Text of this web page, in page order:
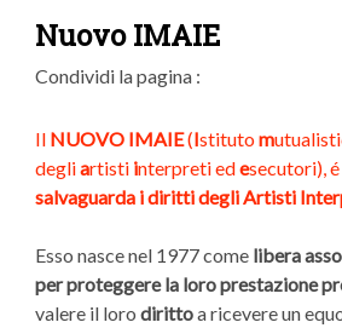
Nuovo IMAIE
Condividi la pagina :
Il NUOVO IMAIE(Istitutom
degliartisti interpreti edesecutori),
salvaguarda i diritti degli Artisti
Esso nasce nel 1977 come libera
per proteggere la loro prestazione
valere il loro dirittoa ricevere un